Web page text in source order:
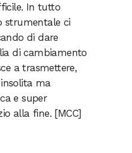
In tutto
strumentale ci
di dare
di cambiamento
a trasmettere,
ma
e super
alla fine. [MCC]